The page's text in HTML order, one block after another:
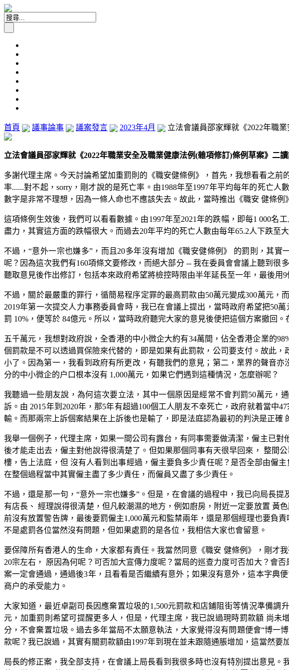
首頁 議事論事 議案發言 2023年4月 立法會議員邵家輝就《2022年職
立法會議員邵家輝就《2022年職業安全及職業健康法例(雜項修訂)條例草案》二
多謝代理主席。今天討論希望加重罰則的《職安健條例》，首先，我想看看之前
率......對不起，sorry，剛才說的是死亡率。由1988年至1997年平均每年的死亡人
數字是非常不理想，因為一條人命也不應該失去。故此，當時推出《職安 健條例
這項條例生效後，我們可以看看數據。由1997年至2021年的跌幅，即每1 000名
盡力，其實這方面的跌幅很大。而過去20年平均的死亡人數由每年65.2人下跌至
不過，“意外一宗也嫌多”，而且20多年沒有增加《職安健條例》 的罰則，其
呢？因為這次我們有160項條文要修改，而絕大部分 -- 我在委員會會議上聽到
聽取意見後作出修訂，包括本來政府希望將檢控時限由半年延長至一年，最後用
不過，關於最嚴重的罪行，循簡易程序定罪的最高罰款由50萬元變成300萬元
2019年第一次提交人力事務委員會時，我已在會議上提出，當時政府希望把50
罰 10%，便等於 84億元。所以，當時政府聽完大家的意見後便把這個方案撤回。
五千萬元，我想對政府說，全香港的中小微企大約有34萬間，佔全香港企業的
個罰款是不可以透過買保險來代替的，即是如果有此罰款，公司要支付。故此
小了。因為第一，我看到政府有所更改，有聽我們的意見；第二，業界的聲音
分的中小微企的户口根本沒有 1,000萬元，如果它們遇到這種情況，怎麼辦呢？
我聽過一些朋友說，為何這次要立法，其中一個原因是經常不會判罰50萬元，
訴。由 2015年到2020年，那5年有超過100個工人朋友不幸死亡，政府就着當
輸。而那兩宗上訴個案結果在上訴後也是輸了，即是法庭認為最初的判決是正確
我舉一個例子，代理主席，如果一間公司有露台，有同事需要做清潔，僱主已
後才能走出去，僱主對他說得很清楚了。但如果那個同事有天很早回來， 整間
樓，告上法庭，但 沒有人看到出事經過，僱主要負多少責任呢？是否全部由僱
在整個過程當中其實僱主盡了多少責任，而僱員又盡了多少責任。
不過，還是那一句，“意外一宗也嫌多”。但是，在會議的過程中，我已向局長
有店長、 經理說得很清楚，但凡較潮濕的地方，例如廚房，附近一定要放置 黃
前沒有放置警告牌，最後要罰僱主1,000萬元和監禁兩年，還是那個經理也要負
不是處罰各位當然沒有問題，但如果處罰的是各位，我相信大家也會留意。
要保障所有香港人的生命，大家都有責任。我當然同意《職安 健條例》，剛才
20宗左右， 原因為何呢？可否加大宣傳力度呢？當局的巡查力度可否加大？會
案一定會通過，通過後3年，且看看是否繼續有意外；如果沒有意外，這本字典
商户的承受能力。
大家知道，最近卓副司長因應棄置垃圾的1,500元罰款和店鋪阻街等情況準備
元，加重罰則希望可提醒更多人，但是，代理主席，我已說過現時罰款額 尚
分，不會棄置垃圾。過去多年當局不太願意執法，大家覺得沒有問題便會“博一
款呢？我已說過，其實有關罰款額由1997年到現在並未跟隨通脹增加，這當然要
局長的修正案，我全部支持，在會議上局長看到我很多時也沒有特別提出意見